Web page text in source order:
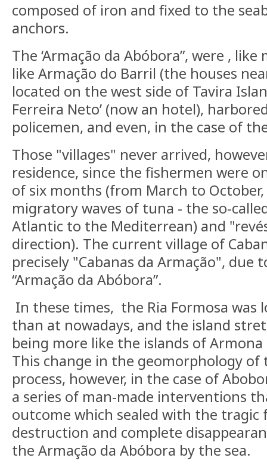
composed of iron and fixed to the
anchors.
The ‘Armação da Abóbora”, were , like
like Armação do Barril (the houses
located on the west side of Tavira
Ferreira Neto’ (now an hotel),
policemen, and even, in the case of
Those "villages" never arrived,
residence, since the fishermen were
of six months (from March to
migratory waves of tuna - the so-
Atlantic to the Mediterrean) and
direction). The current village of
precisely "Cabanas da Armação",
“Armação da Abóbora”.
In these times, the Ria Formosa was
than at nowadays, and the island
being more like the islands of Armona
This change in the geomorphology of
process, however, in the case of
a series of man-made interventions
outcome which sealed with the
destruction and complete
the Armação da Abóbora by the sea.